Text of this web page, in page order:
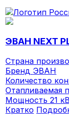
ЭВАН NEXT
Страна
Бренд ЭВАН
Количество
Отапливаемая
Мощность21
Кратко